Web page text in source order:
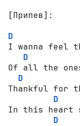
[Припев]:
D
I wanna feel
D
Of all the
D
Thankful for
D
In this heart
D